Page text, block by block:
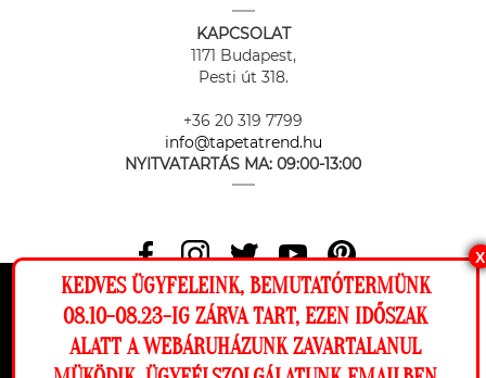
Ez a weboldal cookie-kat használ, hogy a
lehető legjobb élményt nyújtsa honlapunkon.
Beállítások
KAPCSOLAT
1171 Budapest,
Pesti út 318.
+36 20 319 7799
info@tapetatrend.hu
NYITVATARTÁS MA: 09:00-13:00
Az online fizetést a Barion Payment Zrt. biztosítja, MNB engedély
száma: H-EN-I-1064/2013
X
KEDVES ÜGYFELEINK, BEMUTATÓTERMÜNK
08.10-08.23-IG ZÁRVA TART, EZEN IDŐSZAK
ALATT A WEBÁRUHÁZUNK ZAVARTALANUL